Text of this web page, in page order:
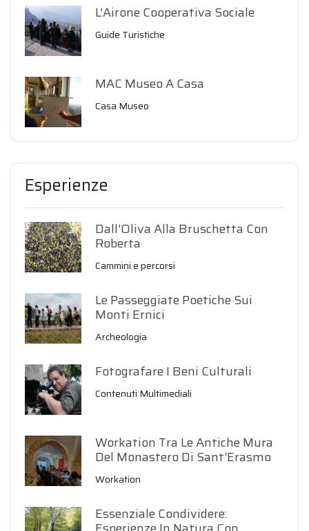
L'Airone Cooperativa Sociale
Guide Turistiche
MAC Museo A Casa
Casa Museo
Esperienze
Dall'Oliva Alla Bruschetta Con
Roberta
Cammini e percorsi
Le Passeggiate Poetiche Sui
Monti Ernici
Archeologia
Fotografare I Beni Culturali
Contenuti Multimediali
Workation Tra Le Antiche Mura
Del Monastero Di Sant'Erasmo
Workation
Essenziale Condividere: